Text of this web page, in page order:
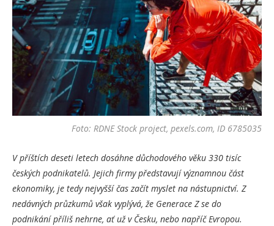
Foto: RDNE Stock project, pexels.com, ID 6785035
V příštích deseti letech dosáhne důchodového věku 330 tisíc
českých podnikatelů. Jejich firmy představují významnou část
ekonomiky, je tedy nejvyšší čas začít myslet na nástupnictví. Z
nedávných průzkumů však vyplývá, že Generace Z se do
podnikání příliš nehrne, ať už v Česku, nebo napříč Evropou.